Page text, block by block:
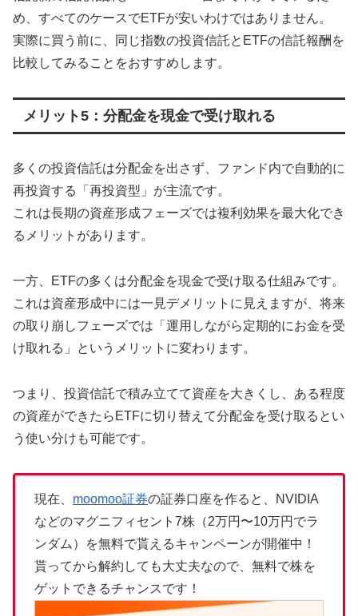
め、すべてのケースでETFが安いわけではありません。
実際に買う前に、同じ指数の投資信託とETFの信託報酬を
比較してみることをおすすめします。
メリット5：分配金を現金で受け取れる
多くの投資信託は分配金を出さず、ファンド内で自動的に
再投資する「再投資型」が主流です。
これは長期の資産形成フェーズでは複利効果を最大化でき
るメリットがあります。
一方、ETFの多くは分配金を現金で受け取る仕組みです。
これは資産形成中には一見デメリットに見えますが、将来
の取り崩しフェーズでは「運用しながら定期的にお金を受
け取れる」というメリットに変わります。
つまり、投資信託で積み立てて資産を大きくし、ある程度
の資産ができたらETFに切り替えて分配金を受け取るとい
う使い分けも可能です。
現在、 moomoo証券の証券口座を作ると、NVIDIA
などのマグニフィセント7株（2万円〜10万円でラ
ンダム）を無料で貰えるキャンペーンが開催中！
貰ってから解約しても大丈夫なので、無料で株を
ゲットできるチャンスです！